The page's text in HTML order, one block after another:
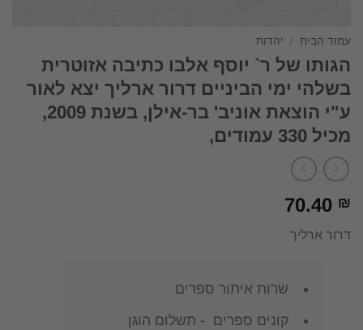
עמוד הבית / יהדות
הגותו של ר` יוסף אלבו כתיבה אזוטרית
בשלהי ימי הביניים דרור ארליך יצא לאור
ע"י הוצאת אוניב' בר-אילן, בשנת 2009,
מכיל 330 עמודים,
70.40 ₪
דרור ארליך
שרות איתור ספרים
קונים ספרים - תשלום הוגן